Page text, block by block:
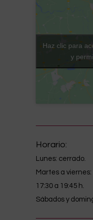
Haz clic para
y
Horario:
Lunes: cerrado.
Martes a viernes:
17:30 a 19:45 h.
Sábados y